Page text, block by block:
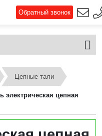
Обратный звонок
Цепные тали
электрическая цепная